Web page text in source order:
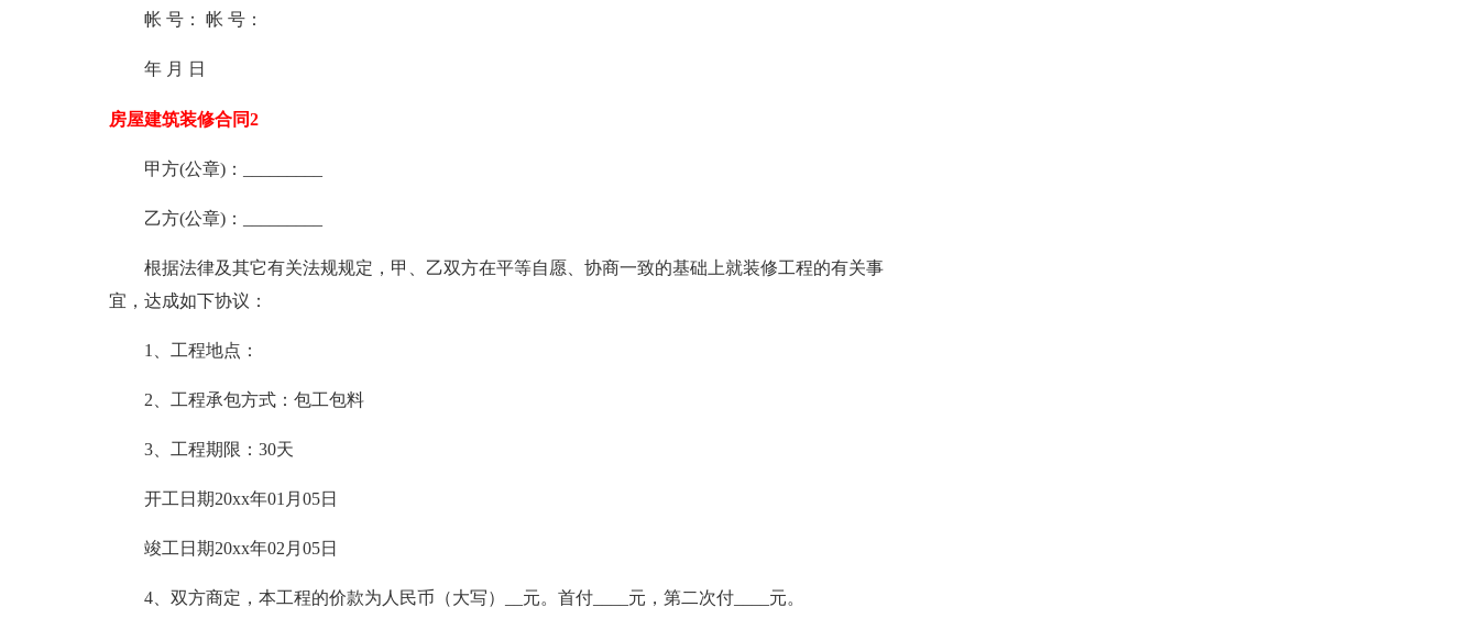
帐 号： 帐 号：
年 月 日
房屋建筑装修合同2
甲方(公章)：_________
乙方(公章)：_________
根据法律及其它有关法规规定，甲、乙双方在平等自愿、协商一致的基础上就装修工程的有关事
宜，达成如下协议：
1、工程地点：
2、工程承包方式：包工包料
3、工程期限：30天
开工日期20xx年01月05日
竣工日期20xx年02月05日
4、双方商定，本工程的价款为人民币（大写）__元。首付____元，第二次付____元。